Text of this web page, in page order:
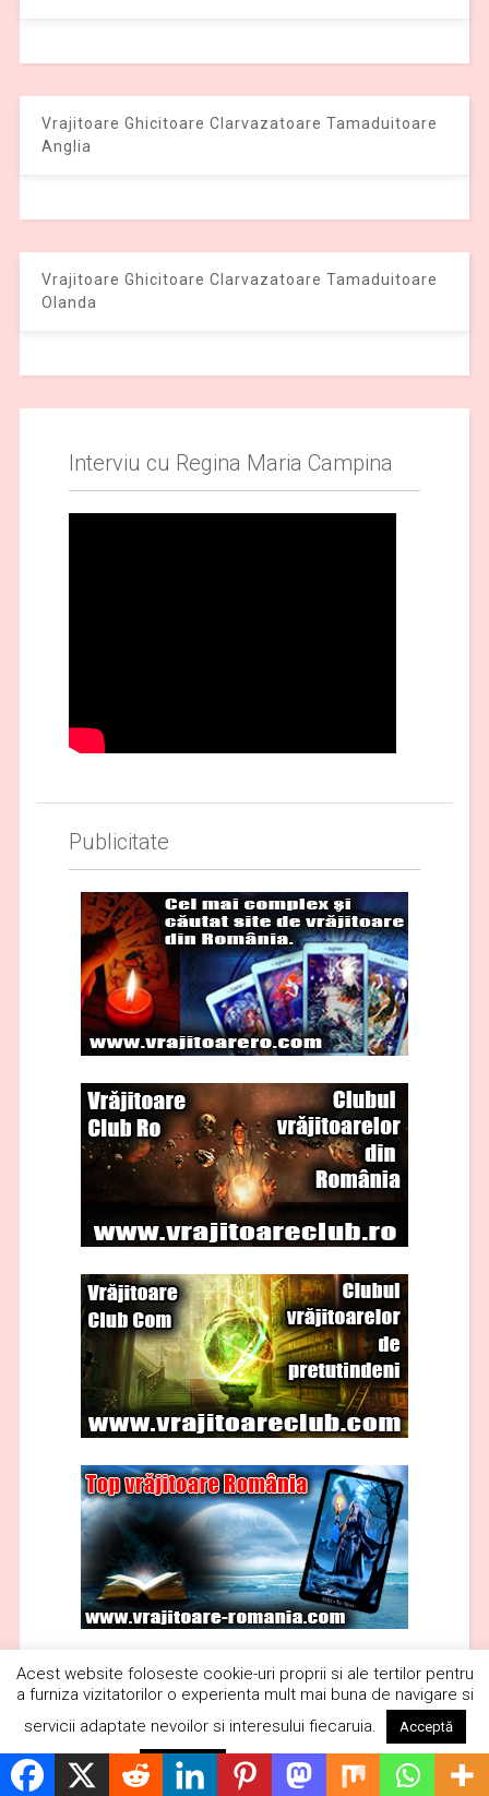
Vrajitoare Ghicitoare Clarvazatoare Tamaduitoare
Anglia
Vrajitoare Ghicitoare Clarvazatoare Tamaduitoare
Olanda
Interviu cu Regina Maria Campina
Publicitate
Acest website foloseste cookie-uri proprii si ale tertilor pentru
a furniza vizitatorilor o experienta mult mai buna de navigare si
servicii adaptate nevoilor si interesului fiecaruia.
Acceptă
Respinge Citește mai mult